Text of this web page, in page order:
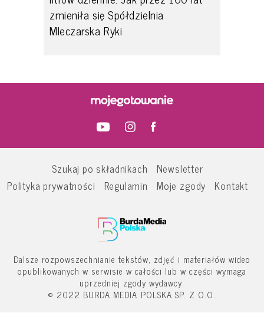
zmieniła się Spółdzielnia
Mleczarska Ryki
Szukaj po składnikach
Newsletter
Polityka prywatności
Regulamin Moje zgody Kontakt
Dalsze rozpowszechnianie tekstów, zdjęć i materiałów wideo
opublikowanych w serwisie w całości lub w części wymaga
uprzedniej zgody wydawcy.
© 2022 BURDA MEDIA POLSKA SP. Z O.O.